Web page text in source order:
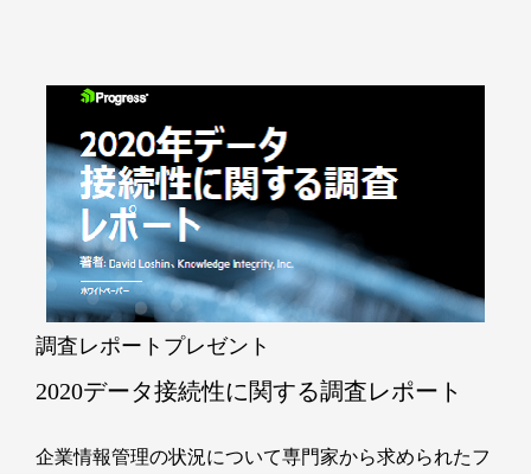
調査レポートプレゼント
2020データ接続性に関する調査レポート
企業情報管理の状況について専門家から求められたフ